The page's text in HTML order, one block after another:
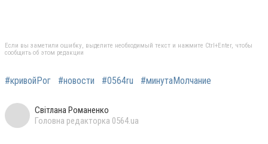
Если вы заметили ошибку, выделите необходимый текст и нажмите Ctrl+Enter, чтобы
сообщить об этом редакции
#кривойРог #новости #0564ru #минутаМолчание
Світлана Романенко
Головна редакторка 0564.ua